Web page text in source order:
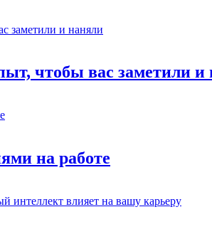
чтобы вас заметили и
на работе